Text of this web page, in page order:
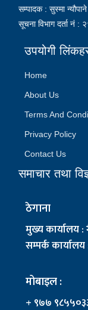
सम्पादक : सुस्मा न्यौपाने
सूचना विभाग दर्ता नं
उपयोगी
Home
About Us
Terms And
Privacy Policy
Contact Us
समाचार तथा
ठेगाना
मुख्य कार्यालय
सम्पर्क
मोबाइल :
+ ९७७